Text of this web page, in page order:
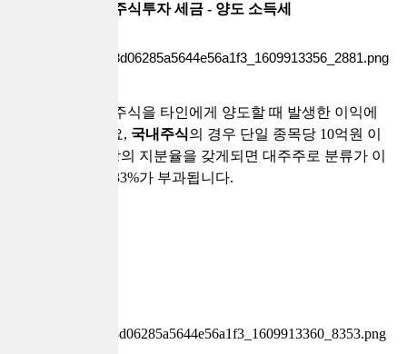
주식투자 세금 - 양도 소득세
본인이 소유한 주식을 타인에게 양도할 때 발생한 이익에
대한 세금인데요, 국내주식의 경우 단일 종목당 10억원 이
상 또는 1% 이상의 지분율을 갖게되면 대주주로 분류가 이
루어져서 최대 33%가 부과됩니다.